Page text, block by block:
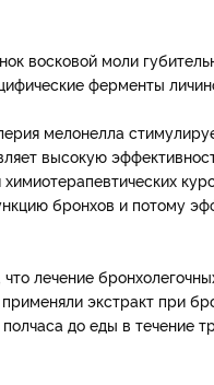
восковой моли
ферменты
мелонелла
высокую
бронхов и потому
лечение
экстракт при
до еды в течение